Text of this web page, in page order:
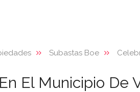
Subastas Boe
El Municipio De